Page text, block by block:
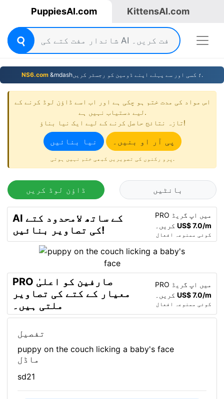
PuppiesAI.com KittensAI.com
NS6.com &mdash؛ کسی اور سے پہلے اپنے ڈومین کو رجسٹر کریں.
اس مواد کی مدت ختم ہو چکی ہے اور اب اسے ڈاؤن لوڈ کرنے کے
لیے دستیاب نہیں ہے.
تازہ نتائج حاصل کرنے کے لیے ایک نیا بناؤ!
نیا بنائیں پی آر او بنیں۔
پرو رکنوں کی تصویریں کبھی ختم نہیں ہوتی.
ڈاؤن لوڈ کریں بانٹیں
AI کے ساتھ لامحدود کتے
کی تصاویر بنائیں!
PRO میں اپ گریڈ
US$ 7.0/m
کوئی ممنوعہ افعال
PRO صارفین کو اعلیٰ
معیار کے کتے کی تصاویر
ملتی ہیں۔
PRO میں اپ گریڈ
US$ 7.0/m
کوئی ممنوعہ افعال
تفصیل
puppy on the couch licking a baby's face
ماڈل
sd21